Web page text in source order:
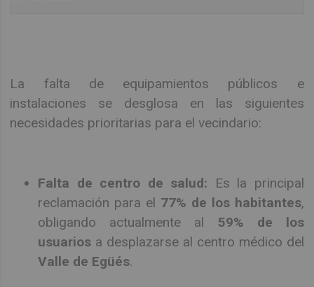
La falta de equipamientos públicos e
instalaciones se desglosa en las siguientes
necesidades prioritarias para el vecindario:
Falta de centro de salud: Es la principal
reclamación para el 77% de los habitantes,
obligando actualmente al 59% de los
usuarios a desplazarse al centro médico del
Valle de Egüés.